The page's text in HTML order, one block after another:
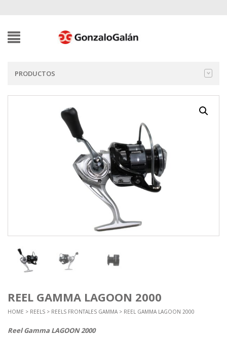
PRODUCTOS
REEL GAMMA LAGOON 2000
HOME > REELS > REELS FRONTALES GAMMA > REEL GAMMA LAGOON 2000
Reel Gamma LAGOON 2000